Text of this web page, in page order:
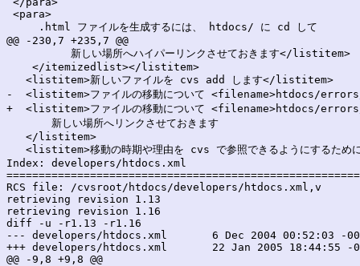
<para>
     .html ファイルを生成するには、 htdocs/ に cd して
@@ -230,7 +235,7 @@
          新しい場所へハイパーリンクさせておきます</listitem>
    </itemizedlist></listitem>
   <listitem>新しいファイルを cvs add します</listitem>
-  <listitem>ファイルの移動について <filename>htdocs/
+  <listitem>ファイルの移動について <filename>htdocs/
       新しい場所へリンクさせておきます
   </listitem>
<listitem>移動の時期や理由を cvs で参照できるようにするため
Index: developers/htdocs.xml
RCS file: /cvsroot/htdocs/developers/htdocs.xml,v
retrieving revision 1.13
retrieving revision 1.16
diff -u -r1.13 -r1.16
--- developers/htdocs.xml	6 Dec 2004 00:52:03 -0000	1.13
+++ developers/htdocs.xml	22 Jan 2005 18:44:55 -0000	1.16
@@ -9,8 +9,8 @@